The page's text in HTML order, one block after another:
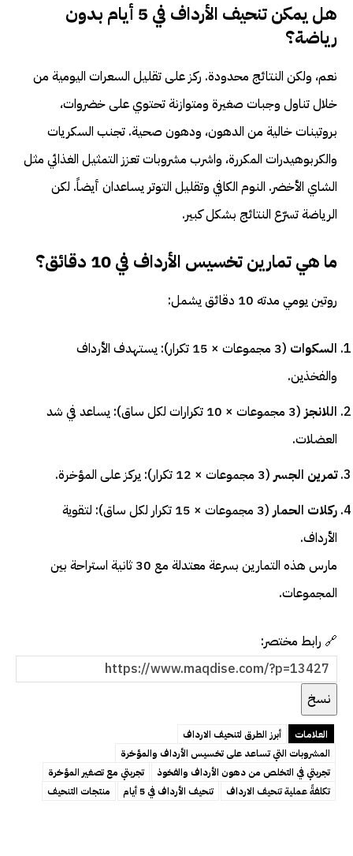
هل يمكن تنحيف الأرداف في 5 أيام بدون
رياضة؟
نعم، ولكن النتائج محدودة. ركز على تقليل السعرات اليومية من
خلال تناول وجبات صغيرة ومتوازنة تحتوي على خضروات،
بروتينات خالية من الدهون، ودهون صحية. تجنب السكريات
والكربوهيدرات المكررة، واشرب مشروبات تعزز التمثيل الغذائي مثل
الشاي الأخضر. النوم الكافي وتقليل التوتر يساعدان أيضاً. لكن
الرياضة تسرّع النتائج بشكل كبير.
ما هي تمارين تخسيس الأرداف في 10 دقائق؟
روتين يومي مدته 10 دقائق يشمل:
السكوات
(3 مجموعات × 15 تكرار): يستهدف الأرداف
والفخذين.
اللانجز
(3 مجموعات × 10 تكرارات لكل ساق): يساعد في شد
العضلات.
تمرين الجسر(3 مجموعات × 12 تكرار): يركز على المؤخرة.
ركلات الحمار
(3 مجموعات × 15 تكرار لكل ساق): لتقوية
الأرداف.
مارس هذه التمارين بسرعة معتدلة مع 30 ثانية استراحة بين
المجموعات.
🔗 رابط مختصر:
نسخ
العلامات
أبرز الطرق لتنحيف الارداف
المشروبات التي تساعد على تخسيس الأرداف والمؤخرة
تجربتي في التخلص من دهون الأرداف والفخوذ
تجربتي مع تصغير المؤخرة
تكلفةً عملية تنحيف الارداف
تنحيف الأرداف في 5 أيام منتجات التنحيف